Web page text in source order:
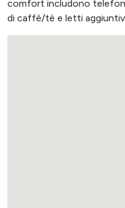
comfort includono
di caffè/tè e letti